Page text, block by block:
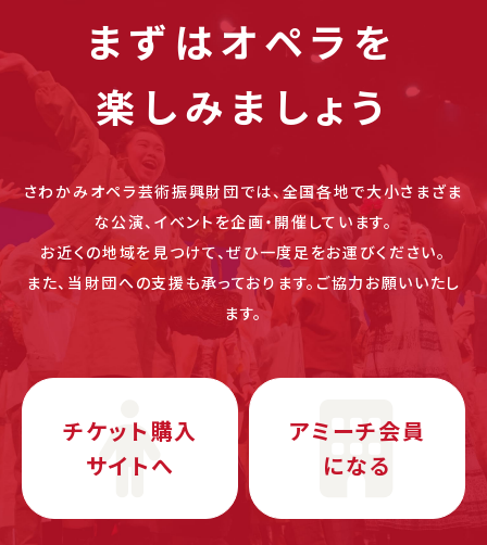
まずはオペラを
楽しみましょう
さわかみオペラ芸術振興財団では、全国各地で大小さまざま
な公演、イベントを企画・開催しています。
お近くの地域を見つけて、ぜひ一度足をお運びください。
また、当財団への支援も承っております。ご協力お願いいたし
ます。
チケット購入
サイトへ
アミーチ会員
になる